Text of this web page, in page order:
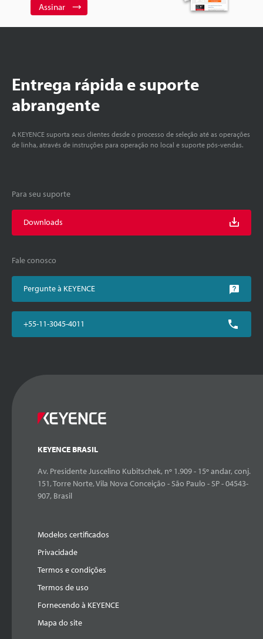
Assinar
Entrega rápida e suporte
abrangente
A KEYENCE suporta seus clientes desde o processo de seleção até as operações
de linha, através de instruções para operação no local e suporte pós-vendas.
Para seu suporte
Downloads
Fale conosco
Pergunte à KEYENCE
+55-11-3045-4011
KEYENCE BRASIL
Av. Presidente Juscelino Kubitschek, nº 1.909 - 15º andar, conj.
151, Torre Norte, Vila Nova Conceição - São Paulo - SP - 04543-
907, Brasil
Modelos certificados
Privacidade
Termos e condições
Termos de uso
Fornecendo à KEYENCE
Mapa do site